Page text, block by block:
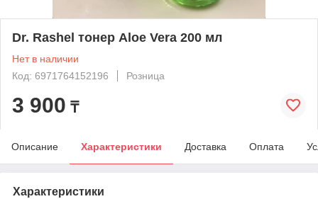
Dr. Rashel тонер Aloe Vera 200 мл
Нет в наличии
Код: 6971764152196
Розница
3 900 ₸
Описание Характеристики Доставка Оплата
Характеристики